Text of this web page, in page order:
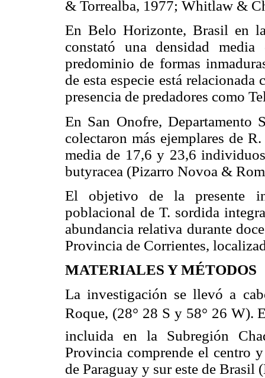
& Torrealba, 1977; Whitlaw &
En Belo Horizonte, Brasil en
constató una densidad
predominio de formas
de esta especie está
presencia de predadores como
En San Onofre, Departamento
colectaron más ejemplares de
media de 17,6 y 23,6
butyracea (Pizarro Novoa &
El objetivo de la presente
poblacional de T. sordida
abundancia relativa durante
Provincia de Corrientes,
MATERIALES Y MÉTODOS
La investigación se llevó a
Roque, (28° 28 S y 58° 26
incluida en la Subregión
Provincia comprende el centro
de Paraguay y sur este de Brasil